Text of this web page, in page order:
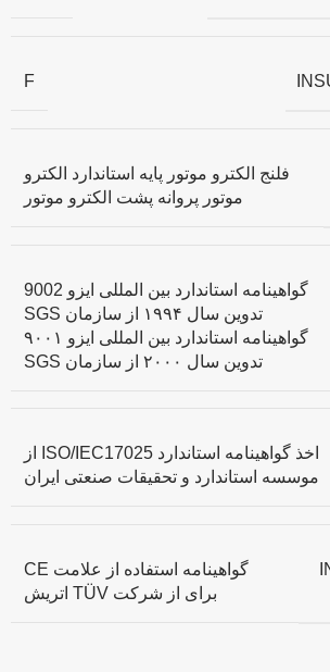
F
فلنج الکترو موتور پایه استاندارد الکترو
موتور پروانه پشت الکترو موتور
گواهینامه استاندارد بین المللی ایزو 9002
تدوین سال ۱۹۹۴ از سازمان SGS
گواهینامه استاندارد بین المللی ایزو ۹۰۰۱
تدوین سال ۲۰۰۰ از سازمان SGS
اخذ گواهینامه استاندارد ISO/IEC17025 از
موسسه استاندارد و تحقیقات صنعتی ایران
گواهینامه استفاده از علامت CE
برای از شرکت TÜV اتریش